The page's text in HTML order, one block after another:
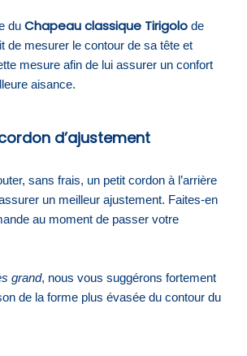
du Chapeau classique Tirigolo de
de mesurer le contour de sa tête et
mesure afin de lui assurer un confort
aisance.
d’ajustement
sans frais, un petit cordon à l’arrière
un meilleur ajustement. Faites-en
au moment de passer votre
grand, nous vous suggérons fortement
de la forme plus évasée du contour du